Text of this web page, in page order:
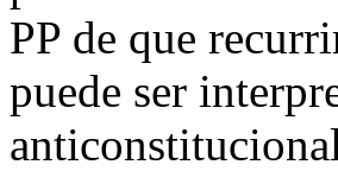
PP de que
puede ser